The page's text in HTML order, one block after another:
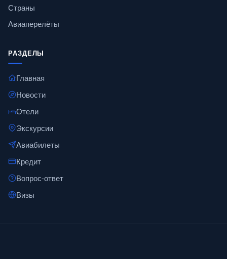
Страны
Авиаперелёты
РАЗДЕЛЫ
Главная
Новости
Отели
Экскурсии
Авиабилеты
Кредит
Вопрос-ответ
Визы